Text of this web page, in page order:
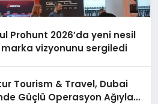
Prohunt 2026’da yeni nesil
vizyonunu sergiledi
Tourism & Travel, Dubai
Güçlü Operasyon Ağıyla